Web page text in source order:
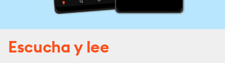
Escucha y lee